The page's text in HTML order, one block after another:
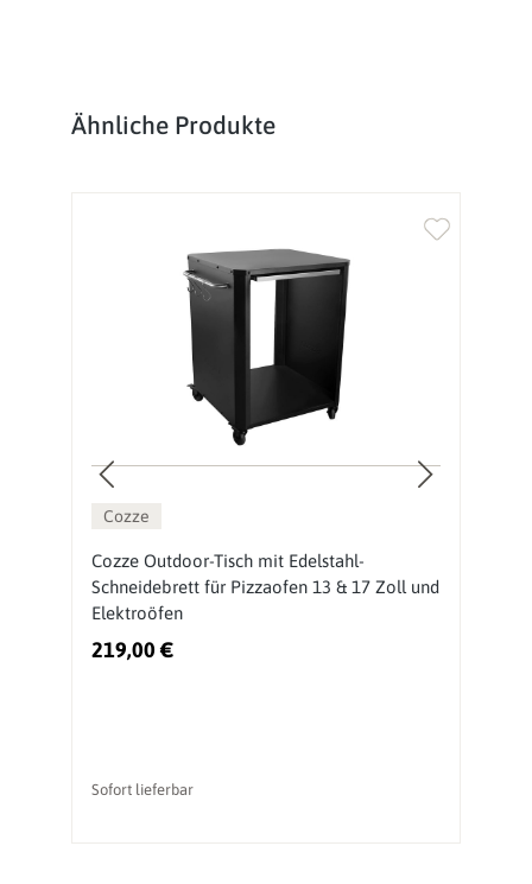
Produktgalerie überspringen
Ähnliche Produkte
Cozze
Cozze Outdoor-Tisch mit Edelstahl-
Schneidebrett für Pizzaofen 13 & 17 Zoll und
Elektroöfen
219,00 €
Sofort lieferbar